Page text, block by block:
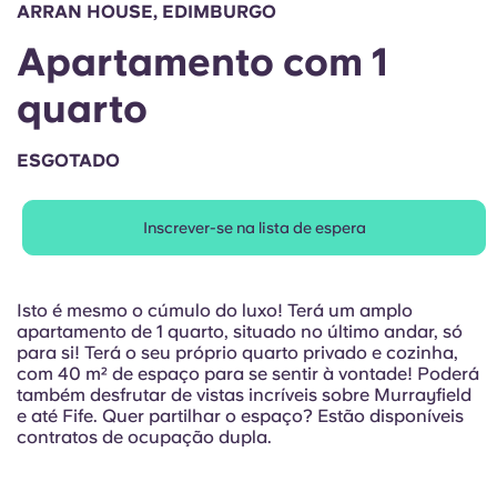
Chinese
Italian
French
Portuguese
Iniciar sessão
ARRAN HOUSE, EDIMBURGO
Apartamento com 1
quarto
ESGOTADO
Inscrever-se na lista de espera
Isto é mesmo o cúmulo do luxo! Terá um amplo
apartamento de 1 quarto, situado no último andar, só
para si! Terá o seu próprio quarto privado e cozinha,
com 40 m² de espaço para se sentir à vontade! Poderá
também desfrutar de vistas incríveis sobre Murrayfield
e até Fife. Quer partilhar o espaço? Estão disponíveis
contratos de ocupação dupla.